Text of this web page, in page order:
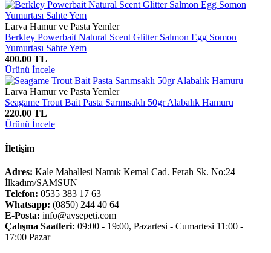
Larva Hamur ve Pasta Yemler
Berkley Powerbait Natural Scent Glitter Salmon Egg Somon
Yumurtası Sahte Yem
400.00 TL
Ürünü İncele
Larva Hamur ve Pasta Yemler
Seagame Trout Bait Pasta Sarımsaklı 50gr Alabalık Hamuru
220.00 TL
Ürünü İncele
İletişim
Adres: Kale Mahallesi Namık Kemal Cad. Ferah Sk. No:24
İlkadım/SAMSUN
Telefon: 0535 383 17 63
Whatsapp: (0850) 244 40 64
E-Posta: info@avsepeti.com
Çalışma Saatleri: 09:00 - 19:00, Pazartesi - Cumartesi 11:00 -
17:00 Pazar